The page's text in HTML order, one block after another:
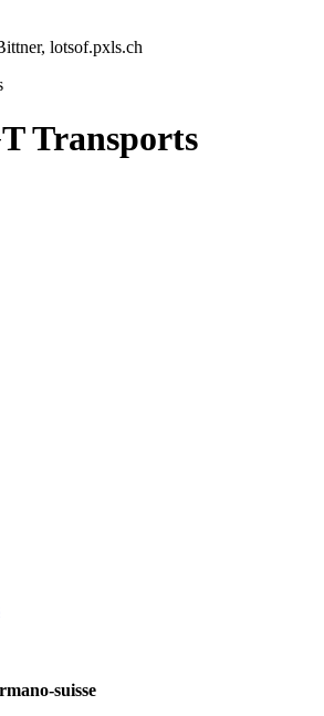
lotsof.pxls.ch
Transports
suisse